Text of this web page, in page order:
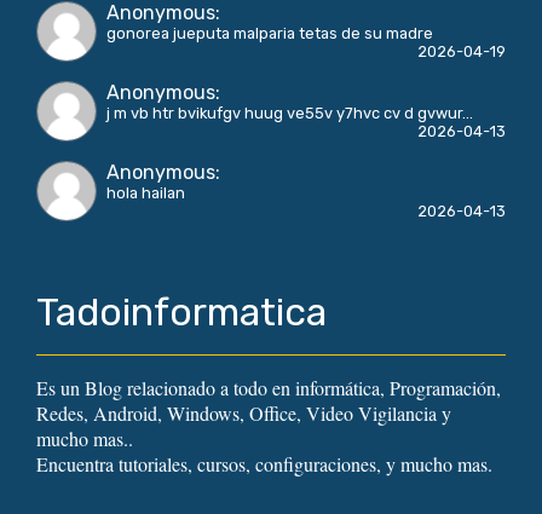
Anonymous:
gonorea jueputa malparia tetas de su madre
2026-04-19
Anonymous:
j m vb htr bvikufgv huug ve55v y7hvc cv d gvwur...
2026-04-13
Anonymous:
hola hailan
2026-04-13
Tadoinformatica
Es un Blog relacionado a todo en informática, Programación,
Redes, Android, Windows, Office, Video Vigilancia y
mucho mas..
Encuentra tutoriales, cursos, configuraciones, y mucho mas.